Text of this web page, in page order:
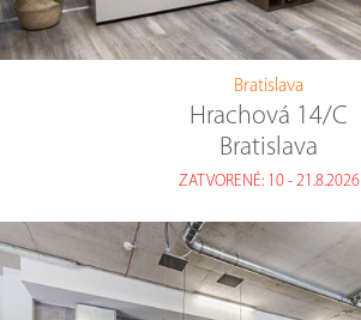
Bratislava
Hrachová 14/C
Bratislava
ZATVORENÉ: 10 - 21.8.2026